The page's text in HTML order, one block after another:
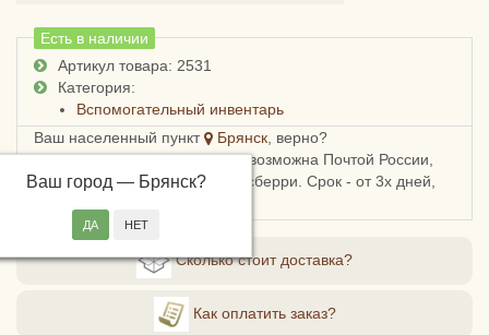
Есть в наличии
Артикул товара: 2531
Категория:
Вспомогательный инвентарь
Ваш населенный пункт
Брянск , верно?
Ваш город — Брянск?
Доставка в Брянскую область возможна Почтой России,
СДЭКом, Пятерочкой или Боксберри. Срок - от 3х дней,
Сколько стоит доставка?
Как оплатить заказ?